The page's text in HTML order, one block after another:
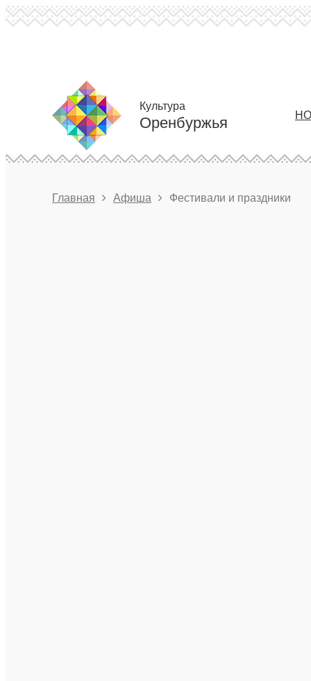
Культура
Оренбуржья
Главная Афиша Фестивали и праздники